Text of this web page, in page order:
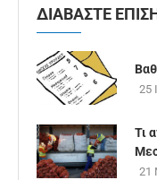
ΔΙΑΒΑΣΤΕ
25
Τι
21